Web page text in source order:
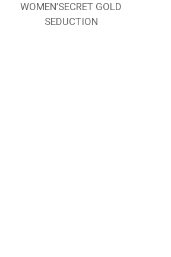
WOMEN’SECRET GOLD
SEDUCTION